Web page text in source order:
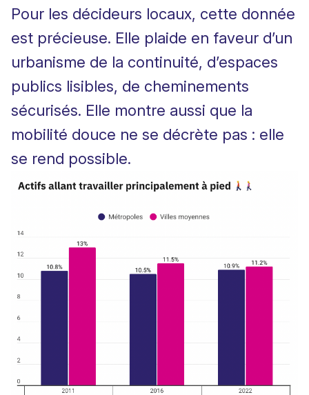
Pour les décideurs locaux, cette donnée
est précieuse. Elle plaide en faveur d’un
urbanisme de la continuité, d’espaces
publics lisibles, de cheminements
sécurisés. Elle montre aussi que la
mobilité douce ne se décrète pas : elle
se rend possible.